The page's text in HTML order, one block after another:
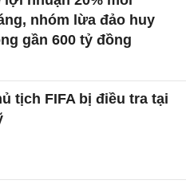
nhóm lừa đảo huy
gần 600 tỷ đồng
tịch FIFA bị điều tra tại